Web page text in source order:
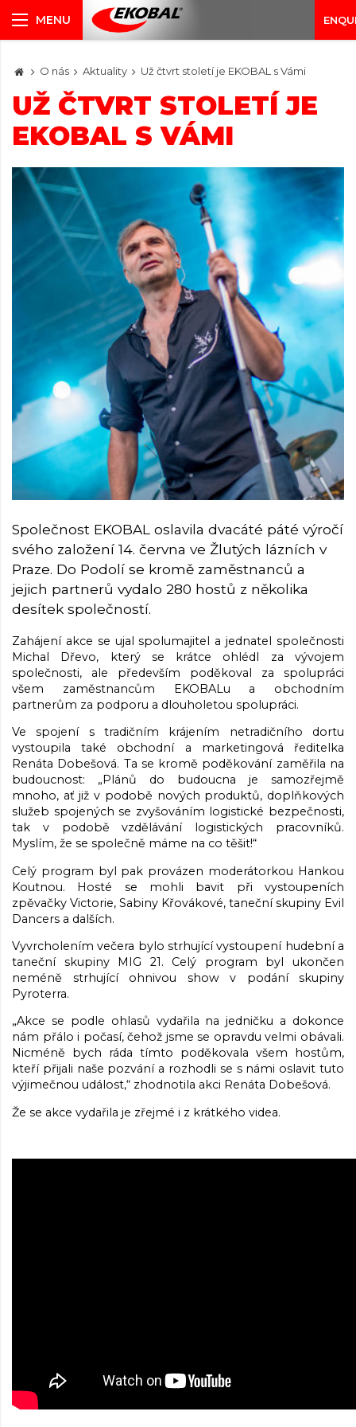
O nás Aktuality Už čtvrt století je EKOBAL s Vámi
UŽ ČTVRT STOLETÍ JE
EKOBAL S VÁMI
Společnost EKOBAL oslavila dvacáté páté výročí
svého založení 14. června ve Žlutých lázních v
Praze. Do Podolí se kromě zaměstnanců a
jejich partnerů vydalo 280 hostů z několika
desítek společností.
Zahájení akce se ujal spolumajitel a jednatel společnosti
Michal Dřevo, který se krátce ohlédl za vývojem
společnosti, ale především poděkoval za spolupráci
všem zaměstnancům EKOBALu a obchodním
partnerům za podporu a dlouholetou spolupráci.
Ve spojení s tradičním krájením netradičního dortu
vystoupila také obchodní a marketingová ředitelka
Renáta Dobešová. Ta se kromě poděkování zaměřila na
budoucnost: „Plánů do budoucna je samozřejmě
mnoho, ať již v podobě nových produktů, doplňkových
služeb spojených se zvyšováním logistické bezpečnosti,
tak v podobě vzdělávání logistických pracovníků.
Myslím, že se společně máme na co těšit!“
Celý program byl pak provázen moderátorkou Hankou
Koutnou. Hosté se mohli bavit při vystoupeních
zpěvačky Victorie, Sabiny Křovákové, taneční skupiny Evil
Dancers a dalších.
Vyvrcholením večera bylo strhující vystoupení hudební a
taneční skupiny MIG 21. Celý program byl ukončen
neméně strhující ohnivou show v podání skupiny
Pyroterra.
„Akce se podle ohlasů vydařila na jedničku a dokonce
nám přálo i počasí, čehož jsme se opravdu velmi obávali.
Nicméně bych ráda tímto poděkovala všem hostům,
kteří přijali naše pozvání a rozhodli se s námi oslavit tuto
výjimečnou událost,“ zhodnotila akci Renáta Dobešová.
Že se akce vydařila je zřejmé i z krátkého videa.